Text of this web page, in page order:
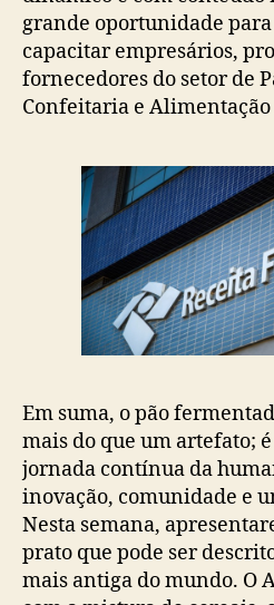
grande oportunidade
capacitar empresários,
fornecedores do setor de
Confeitaria e Alimentação
Em suma, o pão
mais do que um artefato;
jornada contínua da
inovação, comunidade e
Nesta semana,
prato que pode ser
mais antiga do mundo. O